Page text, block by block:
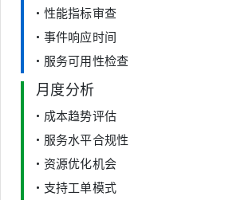
• 性能指标审查
• 事件响应时间
• 服务可用性检查
月度分析
• 成本趋势评估
• 服务水平合规性
• 资源优化机会
• 支持工单模式